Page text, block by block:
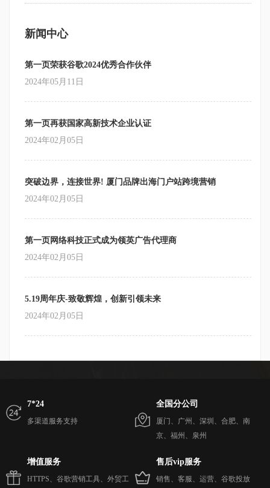
新闻中心
第一页荣获谷歌2024优秀合作伙伴
2024年05月11日
第一页再获国家高新技术企业认证
2024年02月05日
突破边界，连接世界! 厦门品牌出海门户站跨境营销
2024年02月05日
第一页网络科技正式成为领英广告代理商
2024年02月05日
5.19周年庆-致敬辉煌，创新引领未来
2024年02月05日
7*24
多渠道服务支持
全国分公司
厦门、广州、深圳、合肥、南
京、福州、泉州
增值服务
HTTPS、谷歌营销工具、外贸工
售后vip服务
销售、客服、运营、谷歌投放